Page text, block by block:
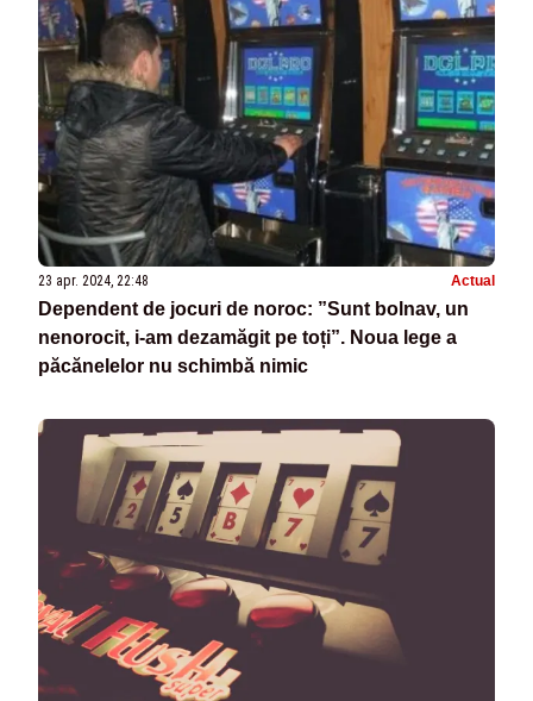
23 apr. 2024, 22:48 Actual
Dependent de jocuri de noroc: ”Sunt bolnav, un
nenorocit, i-am dezamăgit pe toți”. Noua lege a
păcănelelor nu schimbă nimic